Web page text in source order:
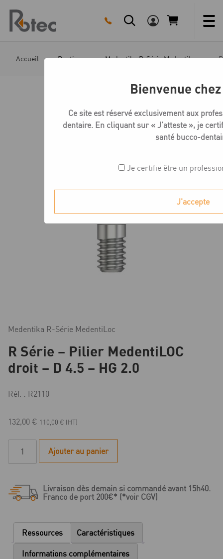
content
Accueil Boutique Medentika R-Série MedentiLoc
Medentika R-Série MedentiLoc
R Série – Pilier MedentiLOC
droit – D 4.5 – HG 2.0
Réf. : R2110
132,00 € 110,00 € (HT)
-
droit
Ajouter au panier
Livraison dès demain si commandé avant 15h40.
Franco de port 200€* (*voir CGV)
Ressources Caractéristiques
Informations complémentaires
Bienvenue
Ce site est réservé exclusivement aux
dentaire. En cliquant sur « J’atteste », je
santé bucco-
Je certifie être un
J'accepte